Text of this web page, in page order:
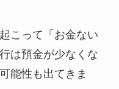
こって「お金ない
は預金が少なくな
能性も出てきま